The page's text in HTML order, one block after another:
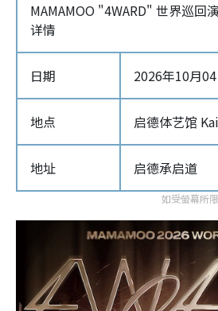
MAMAMOO "4WARD" 世界巡回
详情
日期 2026年10月
地点 启德体艺馆
地址 启德承启道